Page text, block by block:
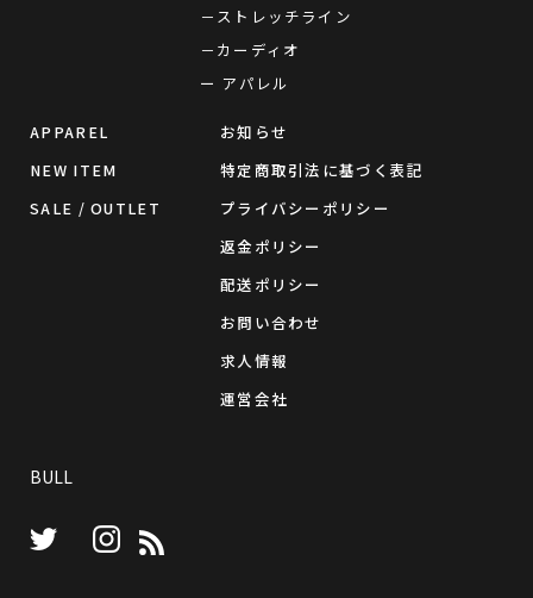
－ストレッチライン
－カーディオ
ー アパレル
APPAREL
NEW ITEM
SALE / OUTLET
お知らせ
特定商取引法に基づく表記
プライバシーポリシー
返金ポリシー
配送ポリシー
お問い合わせ
求人情報
運営会社
BULL
TwitterInstagram